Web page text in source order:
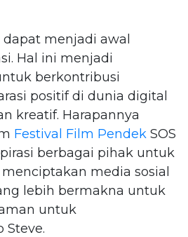
menjadi awal
Hal ini menjadi
berkontribusi
positif di dunia digital
kreatif. Harapannya
Festival Film Pendek SOS
berbagai pihak untuk
media sosial
lebih bermakna untuk
untuk
Steve.